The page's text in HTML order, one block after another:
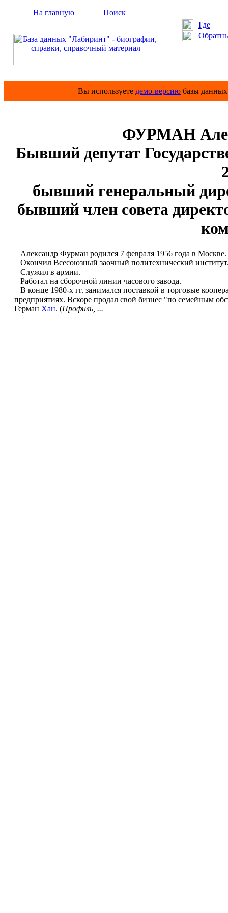
На главную
Поиск
Где
Вы используете демо-версию базы
ФУРМАН
Бывший депутат
бывший генеральный
бывший член совета
Александр Фурман родился 7 февраля 1956 года в Москве.
Окончил Всесоюзный заочный политехнический
Служил в армии.
Работал на сборочной линии часового завода.
В конце 1980-х гг. занимался поставкой в торговые
предприятиях. Вскоре продал свой бизнес "по семейным
Герман Хан. (Профиль, ...